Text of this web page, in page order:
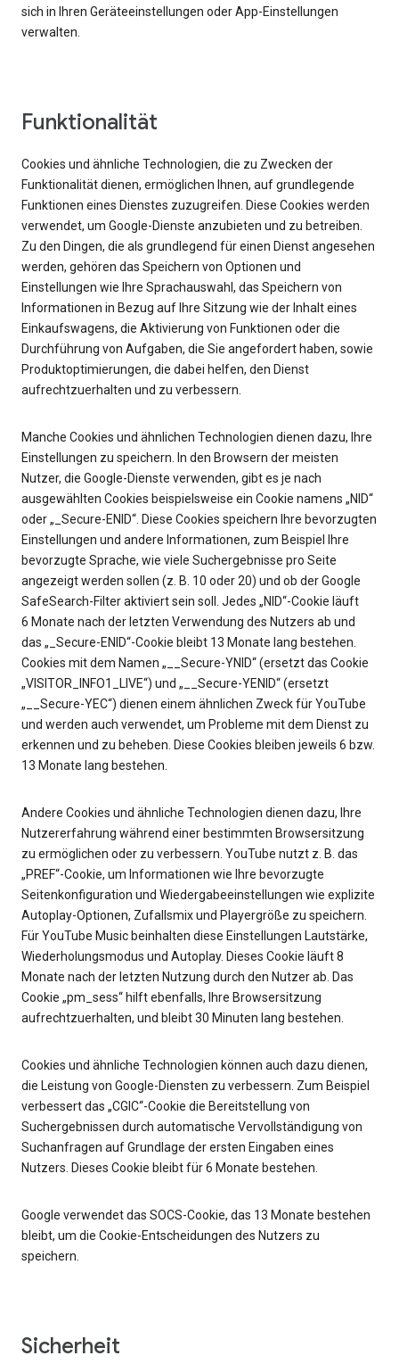
sich in Ihren Geräteeinstellungen oder App-Einstellungen
verwalten.
Funktionalität
Cookies und ähnliche Technologien, die zu Zwecken der
Funktionalität dienen, ermöglichen Ihnen, auf grundlegende
Funktionen eines Dienstes zuzugreifen. Diese Cookies werden
verwendet, um Google-Dienste anzubieten und zu betreiben.
Zu den Dingen, die als grundlegend für einen Dienst angesehen
werden, gehören das Speichern von Optionen und
Einstellungen wie Ihre Sprachauswahl, das Speichern von
Informationen in Bezug auf Ihre Sitzung wie der Inhalt eines
Einkaufswagens, die Aktivierung von Funktionen oder die
Durchführung von Aufgaben, die Sie angefordert haben, sowie
Produktoptimierungen, die dabei helfen, den Dienst
aufrechtzuerhalten und zu verbessern.
Manche Cookies und ähnlichen Technologien dienen dazu, Ihre
Einstellungen zu speichern. In den Browsern der meisten
Nutzer, die Google-Dienste verwenden, gibt es je nach
ausgewählten Cookies beispielsweise ein Cookie namens „NID“
oder „_Secure-ENID“. Diese Cookies speichern Ihre bevorzugten
Einstellungen und andere Informationen, zum Beispiel Ihre
bevorzugte Sprache, wie viele Suchergebnisse pro Seite
angezeigt werden sollen (z. B. 10 oder 20) und ob der Google
SafeSearch-Filter aktiviert sein soll. Jedes „NID“-Cookie läuft
6 Monate nach der letzten Verwendung des Nutzers ab und
das „_Secure-ENID“-Cookie bleibt 13 Monate lang bestehen.
Cookies mit dem Namen „__Secure-YNID“ (ersetzt das Cookie
„VISITOR_INFO1_LIVE“) und „__Secure-YENID“ (ersetzt
„__Secure-YEC“) dienen einem ähnlichen Zweck für YouTube
und werden auch verwendet, um Probleme mit dem Dienst zu
erkennen und zu beheben. Diese Cookies bleiben jeweils 6 bzw.
13 Monate lang bestehen.
Andere Cookies und ähnliche Technologien dienen dazu, Ihre
Nutzererfahrung während einer bestimmten Browsersitzung
zu ermöglichen oder zu verbessern. YouTube nutzt z. B. das
„PREF“-Cookie, um Informationen wie Ihre bevorzugte
Seitenkonfiguration und Wiedergabeeinstellungen wie explizite
Autoplay-Optionen, Zufallsmix und Playergröße zu speichern.
Für YouTube Music beinhalten diese Einstellungen Lautstärke,
Wiederholungsmodus und Autoplay. Dieses Cookie läuft 8
Monate nach der letzten Nutzung durch den Nutzer ab. Das
Cookie „pm_sess“ hilft ebenfalls, Ihre Browsersitzung
aufrechtzuerhalten, und bleibt 30 Minuten lang bestehen.
Cookies und ähnliche Technologien können auch dazu dienen,
die Leistung von Google-Diensten zu verbessern. Zum Beispiel
verbessert das „CGIC“-Cookie die Bereitstellung von
Suchergebnissen durch automatische Vervollständigung von
Suchanfragen auf Grundlage der ersten Eingaben eines
Nutzers. Dieses Cookie bleibt für 6 Monate bestehen.
Google verwendet das SOCS-Cookie, das 13 Monate bestehen
bleibt, um die Cookie-Entscheidungen des Nutzers zu
speichern.
Sicherheit